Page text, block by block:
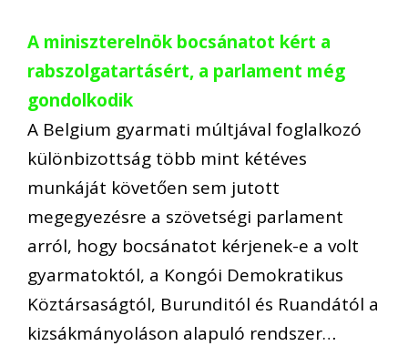
A miniszterelnök bocsánatot kért a
rabszolgatartásért, a parlament még
gondolkodik
A Belgium gyarmati múltjával foglalkozó
különbizottság több mint kétéves
munkáját követően sem jutott
megegyezésre a szövetségi parlament
arról, hogy bocsánatot kérjenek-e a volt
gyarmatoktól, a Kongói Demokratikus
Köztársaságtól, Burunditól és Ruandától a
kizsákmányoláson alapuló rendszer…